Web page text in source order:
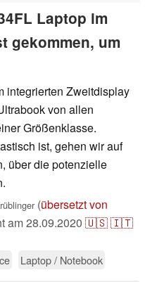
Laptop im
gekommen, um
integrierten Zweitdisplay
von allen
Größenklasse.
ist, gehen wir auf
über die potenzielle
(übersetzt von
am28.09.2020 🇺🇸🇮🇹
Laptop / Notebook